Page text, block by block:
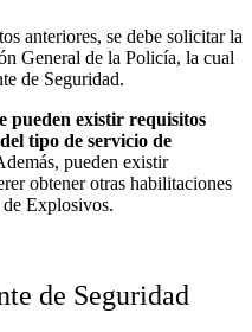
anteriores, se debe solicitar la
General de la Policía, la cual
de Seguridad.
pueden existir requisitos
tipo de servicio de
pueden existir
obtener otras habilitaciones
Explosivos.
de Seguridad